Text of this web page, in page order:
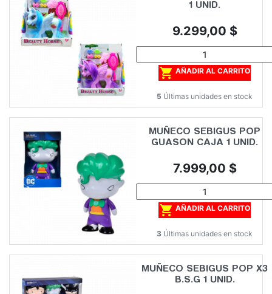
1 UNID.
Precio
9.299,00 $
 AÑADIR AL CARRITO
5 Últimas unidades en stock
MUÑECO SEBIGUS POP
GUASON CAJA 1 UNID.
Precio
7.999,00 $
 AÑADIR AL CARRITO
3 Últimas unidades en stock
MUÑECO SEBIGUS POP X3
B.S.G 1 UNID.